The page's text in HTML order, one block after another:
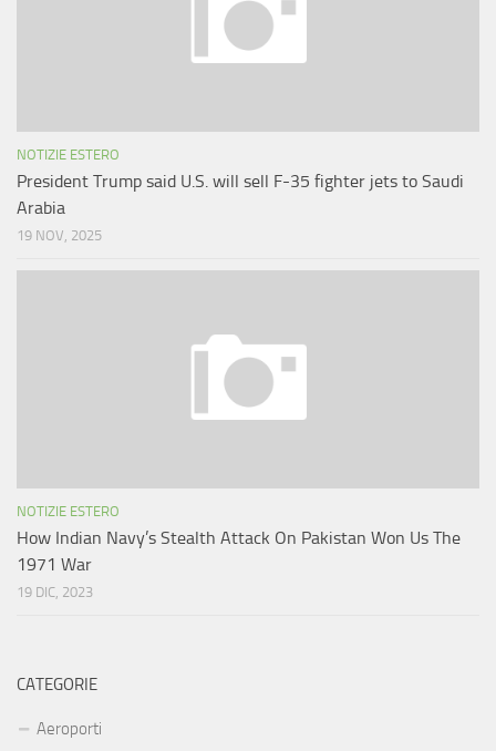
NOTIZIE ESTERO
President Trump said U.S. will sell F-35 fighter jets to Saudi
Arabia
19 NOV, 2025
NOTIZIE ESTERO
How Indian Navy’s Stealth Attack On Pakistan Won Us The
1971 War
19 DIC, 2023
CATEGORIE
Aeroporti